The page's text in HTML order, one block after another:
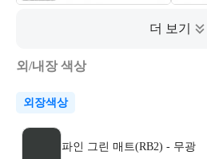
외/내장 색상
외장색상
파인 그린 매트(RB2) - 무광